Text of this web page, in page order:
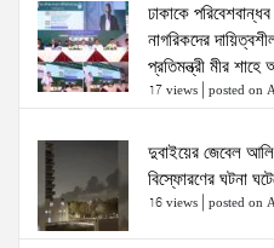
ঢাকাকে
নাগরিকদের
প্রতিমন্ত্রী মীর
17 views posted on
দুবাইয়ের জেবেল
বিস্ফোরণের ঘটনা
16 views posted on